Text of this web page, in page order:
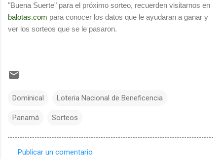
"Buena Suerte" para el próximo sorteo, recuerden visitarnos en
balotas.com para conocer los datos que le ayudaran a ganar y
ver los sorteos que se le pasaron.
Dominical Loteria Nacional de Beneficencia
Panamá Sorteos
Publicar un comentario